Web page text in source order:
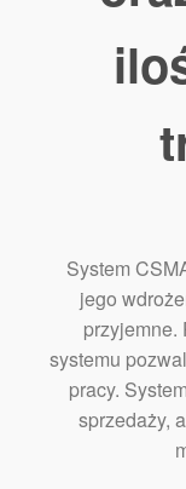
System
jego
przyjemne.
systemu
pracy.
sprzedaży,